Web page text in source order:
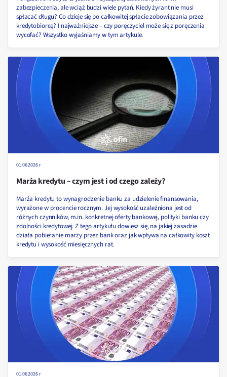
zabezpieczenia, ale wciąż budzi wiele pytań. Kiedy żyrant nie musi
spłacać długu? Co dzieje się po całkowitej spłacie zobowiązania przez
kredytobiorcę? I najważniejsze – czy poręczyciel może się z poręczenia
wycofać? Wszystko wyjaśniamy w tym artykule.
01.06.2026 r
Marża kredytu – czym jest i od czego zależy?
Marża kredytu to wynagrodzenie banku za udzielenie finansowania,
wyrażone w procencie rocznym. Jej wysokość uzależniona jest od
różnych czynników, m.in. konkretnej oferty bankowej, polityki banku czy
zdolności kredytowej. Z tego artykułu dowiesz się, na jakiej zasadzie
działa pobieranie marży przez bank oraz jak wpływa na całkowity koszt
kredytu i wysokość miesięcznych rat.
01.06.2026 r